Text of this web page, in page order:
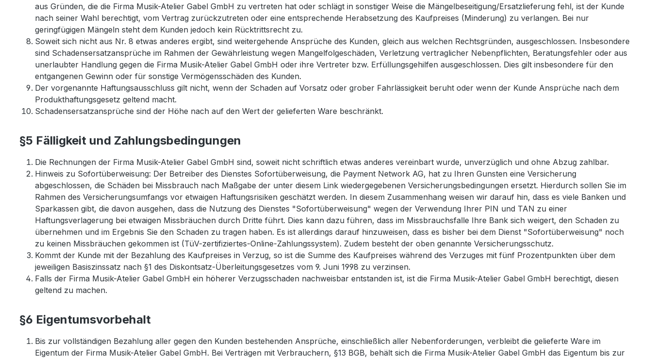
aus Gründen, die die Firma Musik-Atelier Gabel GmbH zu vertreten hat oder schlägt in sonstiger Weise die Mängelbeseitigung/Ersatzlieferung fehl, ist der Kunde
nach seiner Wahl berechtigt, vom Vertrag zurückzutreten oder eine entsprechende Herabsetzung des Kaufpreises (Minderung) zu verlangen. Bei nur
geringfügigen Mängeln steht dem Kunden jedoch kein Rücktrittsrecht zu.
Soweit sich nicht aus Nr. 8 etwas anderes ergibt, sind weitergehende Ansprüche des Kunden, gleich aus welchen Rechtsgründen, ausgeschlossen. Insbesondere
sind Schadensersatzansprüche im Rahmen der Gewährleistung wegen Mangelfolgeschäden, Verletzung vertraglicher Nebenpflichten, Beratungsfehler oder aus
unerlaubter Handlung gegen die Firma Musik-Atelier Gabel GmbH oder ihre Vertreter bzw. Erfüllungsgehilfen ausgeschlossen. Dies gilt insbesondere für den
entgangenen Gewinn oder für sonstige Vermögensschäden des Kunden.
Der vorgenannte Haftungsausschluss gilt nicht, wenn der Schaden auf Vorsatz oder grober Fahrlässigkeit beruht oder wenn der Kunde Ansprüche nach dem
Produkthaftungsgesetz geltend macht.
Schadensersatzansprüche sind der Höhe nach auf den Wert der gelieferten Ware beschränkt.
§5 Fälligkeit und Zahlungsbedingungen
Die Rechnungen der Firma Musik-Atelier Gabel GmbH sind, soweit nicht schriftlich etwas anderes vereinbart wurde, unverzüglich und ohne Abzug zahlbar.
Hinweis zu Sofortüberweisung: Der Betreiber des Dienstes Sofortüberweisung, die Payment Network AG, hat zu Ihren Gunsten eine Versicherung
abgeschlossen, die Schäden bei Missbrauch nach Maßgabe der unter diesem Link wiedergegebenen Versicherungsbedingungen ersetzt. Hierdurch sollen Sie im
Rahmen des Versicherungsumfangs vor etwaigen Haftungsrisiken geschätzt werden. In diesem Zusammenhang weisen wir darauf hin, dass es viele Banken und
Sparkassen gibt, die davon ausgehen, dass die Nutzung des Dienstes "Sofortüberweisung" wegen der Verwendung Ihrer PIN und TAN zu einer
Haftungsverlagerung bei etwaigen Missbräuchen durch Dritte führt. Dies kann dazu führen, dass im Missbrauchsfalle Ihre Bank sich weigert, den Schaden zu
übernehmen und im Ergebnis Sie den Schaden zu tragen haben. Es ist allerdings darauf hinzuweisen, dass es bisher bei dem Dienst "Sofortüberweisung" noch
zu keinen Missbräuchen gekommen ist (TüV-zertifiziertes-Online-Zahlungssystem). Zudem besteht der oben genannte Versicherungsschutz.
Kommt der Kunde mit der Bezahlung des Kaufpreises in Verzug, so ist die Summe des Kaufpreises während des Verzuges mit fünf Prozentpunkten über dem
jeweiligen Basiszinssatz nach §1 des Diskontsatz-Überleitungsgesetzes vom 9. Juni 1998 zu verzinsen.
Falls der Firma Musik-Atelier Gabel GmbH ein höherer Verzugsschaden nachweisbar entstanden ist, ist die Firma Musik-Atelier Gabel GmbH berechtigt, diesen
geltend zu machen.
§6 Eigentumsvorbehalt
Bis zur vollständigen Bezahlung aller gegen den Kunden bestehenden Ansprüche, einschließlich aller Nebenforderungen, verbleibt die gelieferte Ware im
Eigentum der Firma Musik-Atelier Gabel GmbH. Bei Verträgen mit Verbrauchern, §13 BGB, behält sich die Firma Musik-Atelier Gabel GmbH das Eigentum bis zur